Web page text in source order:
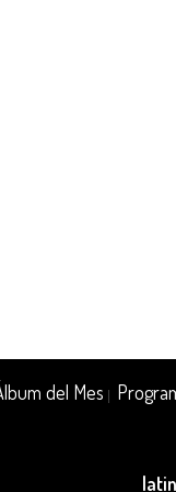
del Mes